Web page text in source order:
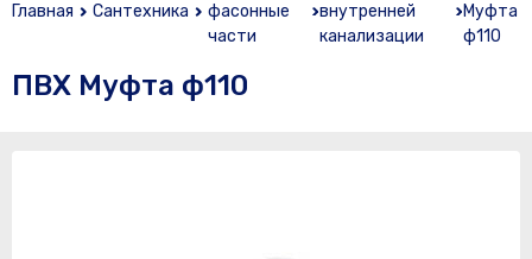
Главная Сантехника
фасонные
части
внутренней
канализации
Муфта
ф110
ПВХ Муфта ф110